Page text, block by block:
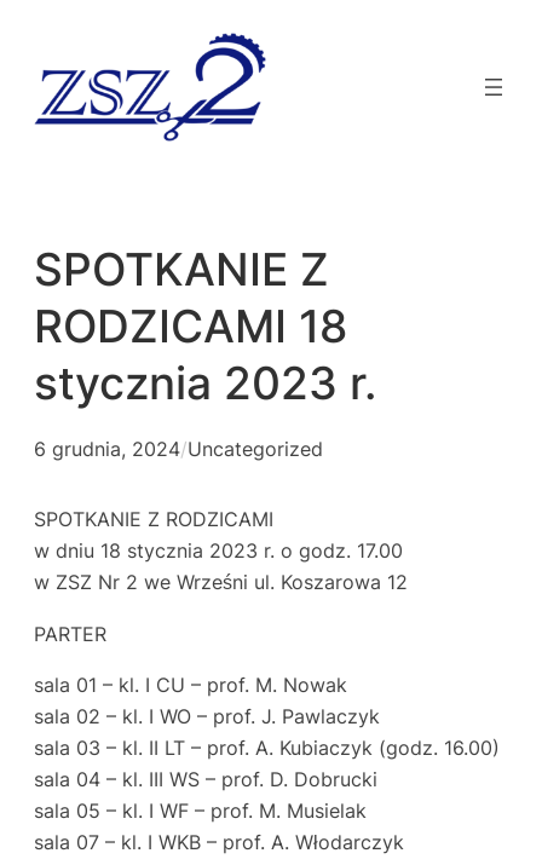
SPOTKANIE Z
RODZICAMI 18
stycznia 2023 r.
6 grudnia, 2024/Uncategorized
SPOTKANIE Z RODZICAMI
w dniu 18 stycznia 2023 r. o godz. 17.00
w ZSZ Nr 2 we Wrześni ul. Koszarowa 12
PARTER
sala 01 – kl. I CU – prof. M. Nowak
sala 02 – kl. I WO – prof. J. Pawlaczyk
sala 03 – kl. II LT – prof. A. Kubiaczyk (godz. 16.00)
sala 04 – kl. III WS – prof. D. Dobrucki
sala 05 – kl. I WF – prof. M. Musielak
sala 07 – kl. I WKB – prof. A. Włodarczyk